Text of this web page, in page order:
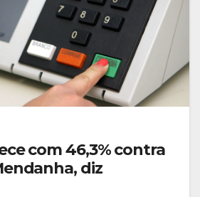
com 46,3% contra
diz